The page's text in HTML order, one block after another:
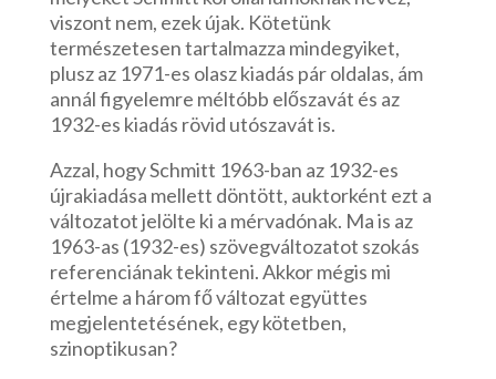
viszont nem, ezek újak. Kötetünk
természetesen tartalmazza mindegyiket,
plusz az 1971-es olasz kiadás pár oldalas, ám
annál figyelemre méltóbb előszavát és az
1932-es kiadás rövid utószavát is.
Azzal, hogy Schmitt 1963-ban az 1932-es
újrakiadása mellett döntött, auktorként ezt a
változatot jelölte ki a mérvadónak. Ma is az
1963-as (1932-es) szövegváltozatot szokás
referenciának tekinteni. Akkor mégis mi
értelme a három fő változat együttes
megjelentetésének, egy kötetben,
szinoptikusan?